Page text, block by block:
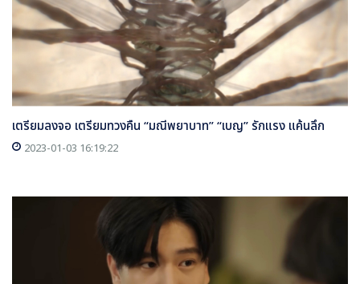
เตรียมลงจอ เตรียมทวงคืน “มณีพยาบาท” “เบญ” รักแรง แค้นลึก
2023-01-03 16:19:22